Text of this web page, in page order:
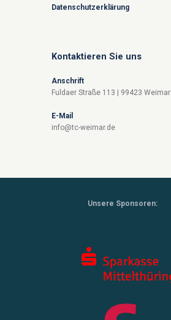
Datenschutzerklärung
Kontaktieren Sie uns
Anschrift
Fuldaer Straße 113 | 99423 Weimar
E-Mail
info@tc-weimar.de
Unsere Sponsoren: